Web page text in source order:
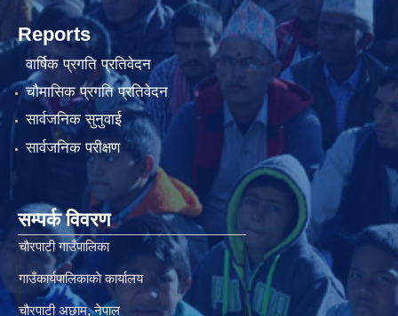
Reports
वार्षिक प्रगति प्रतिवेदन
चौमासिक प्रगति प्रतिवेदन
सार्वजनिक सुनुवाई
सार्वजनिक परीक्षण
सम्पर्क विवरण
चाैरपाटी गाउँपालिका
गाउँकार्यपालिकाकाे कार्यालय
चाैरपाटी अछाम, नेपाल